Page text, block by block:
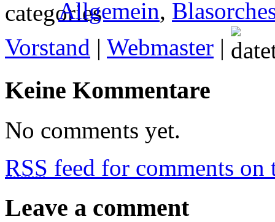
Allgemein,
Vorstand | Webmaster |
Keine Kommentare
No comments yet.
RSS feed for comments on
Leave a comment